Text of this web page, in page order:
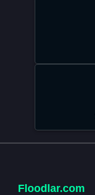
Floodlar.com